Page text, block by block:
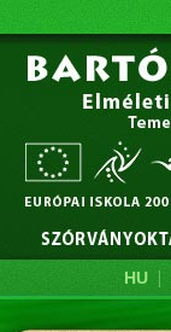
HU|